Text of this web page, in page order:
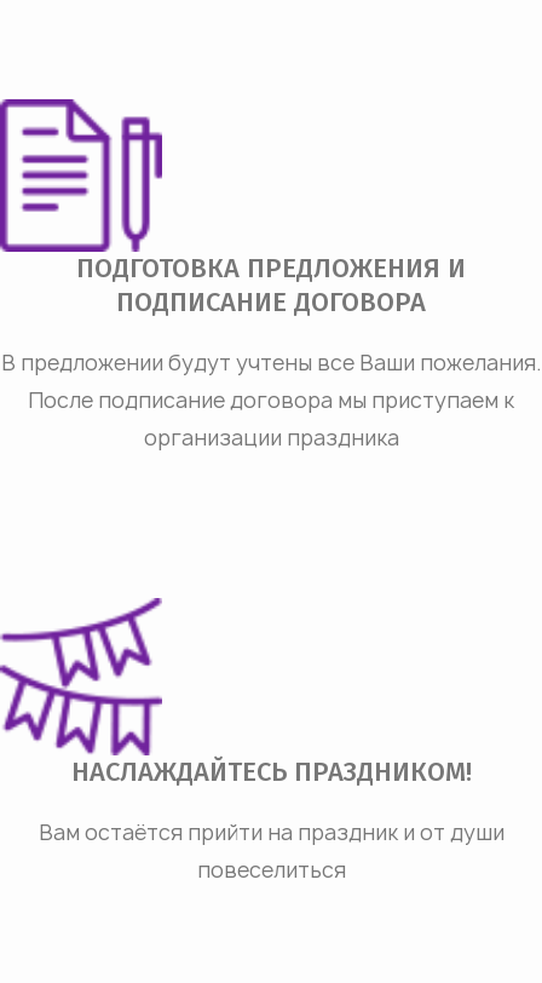
ПОДГОТОВКА ПРЕДЛОЖЕНИЯ И
ПОДПИСАНИЕ ДОГОВОРА
В предложении будут учтены все Ваши пожелания.
После подписание договора мы приступаем к
организации праздника
НАСЛАЖДАЙТЕСЬ ПРАЗДНИКОМ!
Вам остаётся прийти на праздник и от души
повеселиться